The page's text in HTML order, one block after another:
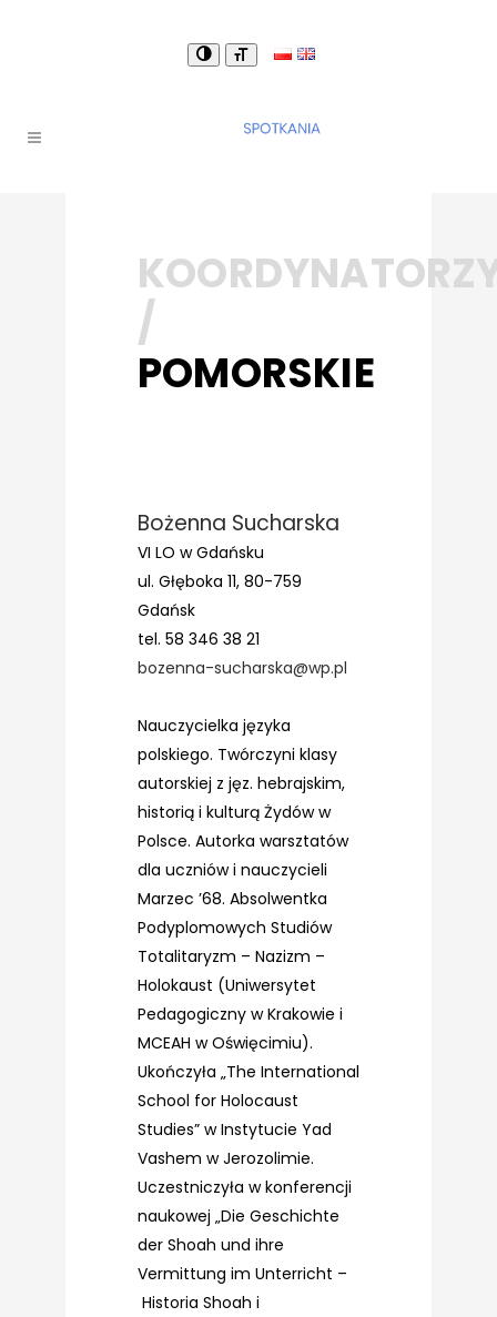
/
POMORSKIE
Bożenna Sucharska
VI LO w Gdańsku
ul. Głęboka 11, 80-759
Gdańsk
tel. 58 346 38 21
bozenna-sucharska@wp.pl
Nauczycielka języka
polskiego. Twórczyni klasy
autorskiej z jęz. hebrajskim,
historią i kulturą Żydów w
Polsce. Autorka warsztatów
dla uczniów i nauczycieli
Marzec ’68. Absolwentka
Podyplomowych Studiów
Totalitaryzm – Nazizm –
Holokaust (Uniwersytet
Pedagogiczny w Krakowie i
MCEAH w Oświęcimiu).
Ukończyła „The International
School for Holocaust
Studies” w Instytucie Yad
Vashem w Jerozolimie.
Uczestniczyła w konferencji
naukowej „Die Geschichte
der Shoah und ihre
Vermittung im Unterricht –
Historia Shoah i